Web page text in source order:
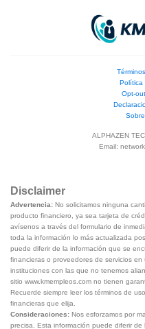
Política
Opt-
ALPHAZEN
Email:
Disclaimer
Advertencia: No solicitamos ninguna
producto financiero, ya sea tarjeta de
avísenos a través del formulario de
toda la información lo más actualizada
puede diferir de la información que se
financieras o proveedores de servicios
instituciones con las que no tenemos
sitio www.kmempleos.com no tienen
Recuerde siempre leer los términos de
financieras que elija.
Consideraciones: Nos esforzamos por
precisa. Esta información puede diferir